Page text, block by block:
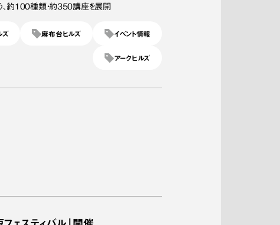
、約100種類・約350講座を展開
イベント情報
麻布台ヒルズ
ズ
アークヒルズ